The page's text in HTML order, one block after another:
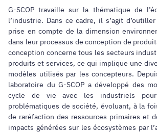
G-SCOP travaille sur la thématique de
l’industrie. Dans ce cadre, il s’agit
prise en compte de la dimension
dans leur processus de conception de
conception concerne tous les secteurs
produits et services, ce qui implique une
modèles utilisés par les concepteurs.
laboratoire du G-SCOP a développé des
cycle de vie avec les industriels
problématiques de société, évoluant, à la
de raréfaction des ressources primaires et
impacts générées sur les écosystèmes par